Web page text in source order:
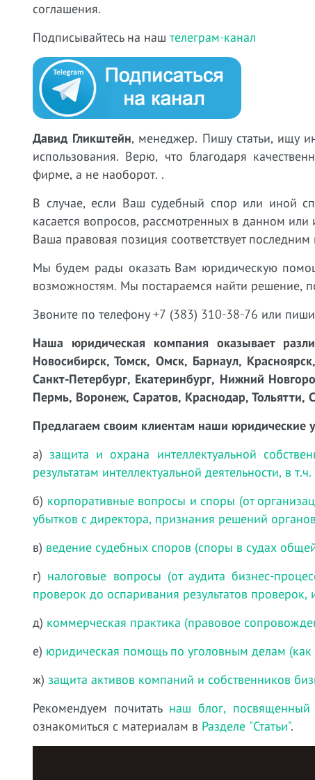
соглашения.
Подписывайтесь на наш телеграм-канал
Давид Гликштейн, менеджер. Пишу статьи, ищу
использования. Верю, что благодаря
фирме, а не наоборот. .
В случае, если Ваш судебный спор или иной
касается вопросов, рассмотренных в данном
Ваша правовая позиция соответствует
Мы будем рады оказать Вам юридическую
возможностям. Мы постараемся найти решение,
Звоните по телефону +7 (383) 310-38-76 или
Наша юридическая компания оказывает
Новосибирск, Томск, Омск, Барнаул,
Санкт-Петербург, Екатеринбург, Нижний
Пермь, Воронеж, Саратов, Краснодар, Тольятти,
Предлагаем своим клиентам наши юридические
а)защита и охрана интеллектуальной
результатам интеллектуальной деятельности, в
б) корпоративные вопросы и споры (от
убытков с директора, признания решений
в) ведение судебных споров (споры в судах
г) налоговые вопросы (от аудита бизнес-
проверок до оспаривания результатов
д) коммерческая практика (правовое
е) юридическая помощь по уголовным делам (как
ж) защита активов компаний и собственников
Рекомендуем почитать наш блог,
ознакомиться с материалам в Разделе "Статьи".